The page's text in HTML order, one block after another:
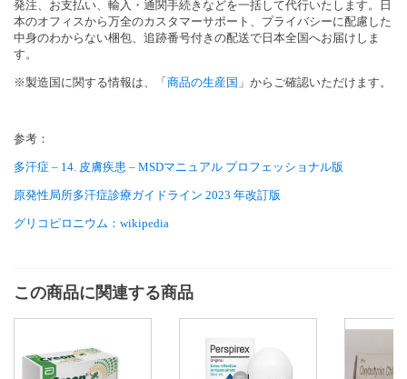
発注、お支払い、輸入・通関手続きなどを一括して代行いたします。日
本のオフィスから万全のカスタマーサポート、プライバシーに配慮した
中身のわからない梱包、追跡番号付きの配送で日本全国へお届けしま
す。
※製造国に関する情報は、「商品の生産国 」からご確認いただけます。
参考：
多汗症 – 14. 皮膚疾患 – MSDマニュアル プロフェッショナル版
原発性局所多汗症診療ガイドライン 2023 年改訂版
グリコピロニウム：wikipedia
この商品に関連する商品